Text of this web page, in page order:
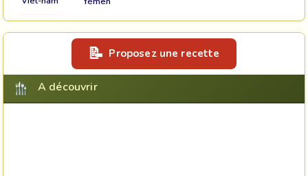
Proposez une recette
A découvrir